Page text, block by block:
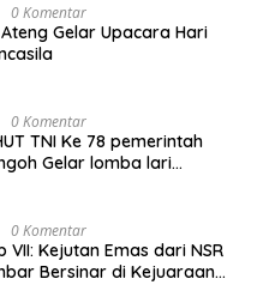
0 Komentar
Gelar Upacara Hari
0 Komentar
TNI Ke 78 pemerintah
Gelar lomba lari
0 Komentar
VII: Kejutan Emas dari NSR
Bersinar di Kejuaraan